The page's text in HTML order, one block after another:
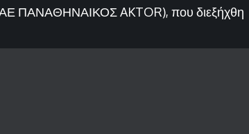
ΠΑΝΑΘΗΝΑΙΚΟΣ AKTOR), που διεξήχθη